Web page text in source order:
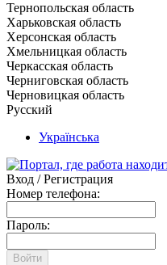
Тернопольская область
Харьковская область
Херсонская область
Хмельницкая область
Черкасская область
Черниговская область
Черновицкая область
Русский
Українська
Вход / Регистрация
Номер телефона:
Пароль:
Войти